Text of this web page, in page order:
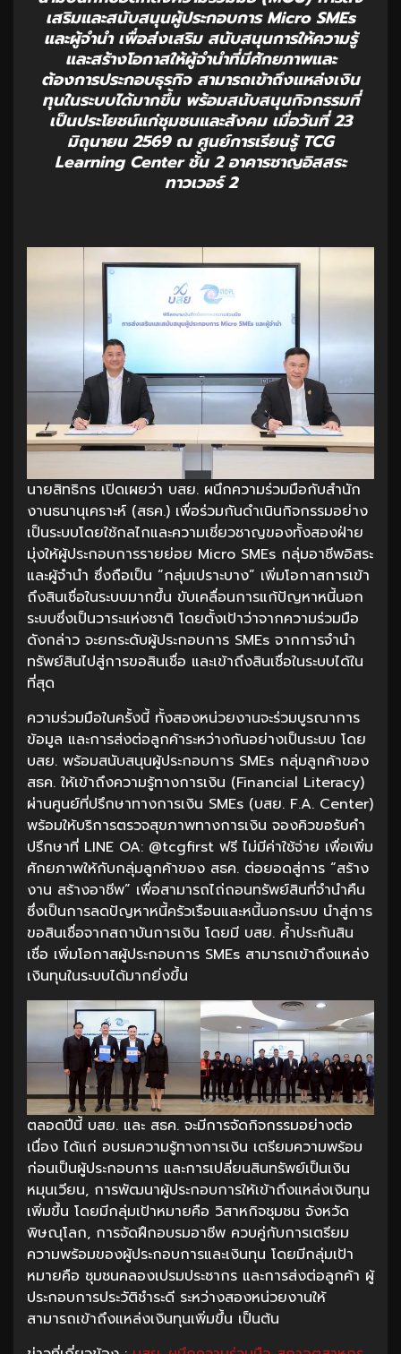
เสริมและสนับสนุนผู้ประกอบการ Micro SMEs
และผู้จำนำ เพื่อส่งเสริม สนับสนุนการให้ความรู้
และสร้างโอกาสให้ผู้จำนำที่มีศักยภาพและ
ต้องการประกอบธุรกิจ สามารถเข้าถึงแหล่งเงิน
ทุนในระบบได้มากขึ้น พร้อมสนับสนุนกิจกรรมที่
เป็นประโยชน์แก่ชุมชนและสังคม เมื่อวันที่ 23
มิถุนายน 2569 ณ ศูนย์การเรียนรู้ TCG
Learning Center ชั้น 2 อาคารชาญอิสสระ
ทาวเวอร์ 2
นายสิทธิกร เปิดเผยว่า บสย. ผนึกความร่วมมือกับสำนัก
งานธนานุเคราะห์ (สธค.) เพื่อร่วมกันดำเนินกิจกรรมอย่าง
เป็นระบบโดยใช้กลไกและความเชี่ยวชาญของทั้งสองฝ่าย
มุ่งให้ผู้ประกอบการรายย่อย Micro SMEs กลุ่มอาชีพอิสระ
และผู้จำนำ ซึ่งถือเป็น “กลุ่มเปราะบาง” เพิ่มโอกาสการเข้า
ถึงสินเชื่อในระบบมากขึ้น ขับเคลื่อนการแก้ปัญหาหนี้นอก
ระบบซึ่งเป็นวาระแห่งชาติ โดยตั้งเป้าว่าจากความร่วมมือ
ดังกล่าว จะยกระดับผู้ประกอบการ SMEs จากการจำนำ
ทรัพย์สินไปสู่การขอสินเชื่อ และเข้าถึงสินเชื่อในระบบได้ใน
ที่สุด
ความร่วมมือในครั้งนี้ ทั้งสองหน่วยงานจะร่วมบูรณาการ
ข้อมูล และการส่งต่อลูกค้าระหว่างกันอย่างเป็นระบบ โดย
บสย. พร้อมสนับสนุนผู้ประกอบการ SMEs กลุ่มลูกค้าของ
สธค. ให้เข้าถึงความรู้ทางการเงิน (Financial Literacy)
ผ่านศูนย์ที่ปรึกษาทางการเงิน SMEs (บสย. F.A. Center)
พร้อมให้บริการตรวจสุขภาพทางการเงิน จองคิวขอรับคำ
ปรึกษาที่ LINE OA: @tcgfirst ฟรี ไม่มีค่าใช้จ่าย เพื่อเพิ่ม
ศักยภาพให้กับกลุ่มลูกค้าของ สธค. ต่อยอดสู่การ “สร้าง
งาน สร้างอาชีพ” เพื่อสามารถไถ่ถอนทรัพย์สินที่จำนำคืน
ซึ่งเป็นการลดปัญหาหนี้ครัวเรือนและหนี้นอกระบบ นำสู่การ
ขอสินเชื่อจากสถาบันการเงิน โดยมี บสย. ค้ำประกันสิน
เชื่อ เพิ่มโอกาสผู้ประกอบการ SMEs สามารถเข้าถึงแหล่ง
เงินทุนในระบบได้มากยิ่งขึ้น
ตลอดปีนี้ บสย. และ สธค. จะมีการจัดกิจกรรมอย่างต่อ
เนื่อง ได้แก่ อบรมความรู้ทางการเงิน เตรียมความพร้อม
ก่อนเป็นผู้ประกอบการ และการเปลี่ยนสินทรัพย์เป็นเงิน
หมุนเวียน, การพัฒนาผู้ประกอบการให้เข้าถึงแหล่งเงินทุน
เพิ่มขึ้น โดยมีกลุ่มเป้าหมายคือ วิสาหกิจชุมชน จังหวัด
พิษณุโลก, การจัดฝึกอบรมอาชีพ ควบคู่กับการเตรียม
ความพร้อมของผู้ประกอบการและเงินทุน โดยมีกลุ่มเป้า
หมายคือ ชุมชนคลองเปรมประชากร และการส่งต่อลูกค้า ผู้
ประกอบการประวัติชำระดี ระหว่างสองหน่วยงานให้
สามารถเข้าถึงแหล่งเงินทุนเพิ่มขึ้น เป็นต้น